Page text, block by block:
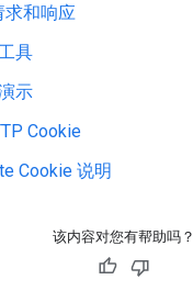
求和响应
具
示
Cookie
Cookie 说明
该内容对您有帮助吗？